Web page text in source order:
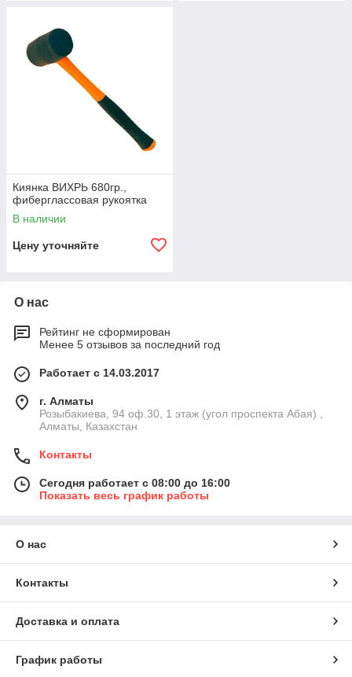
Киянка ВИХРЬ 680гр.,
фиберглассовая рукоятка
В наличии
Цену уточняйте
О нас
Рейтинг не сформирован
Менее 5 отзывов за последний год
Работает с 14.03.2017
г. Алматы
Розыбакиева, 94 оф.30, 1 этаж (угол проспекта Абая) ,
Алматы, Казахстан
Контакты
Сегодня работает с 08:00 до 16:00
Показать весь график работы
О нас
Контакты
Доставка и оплата
График работы